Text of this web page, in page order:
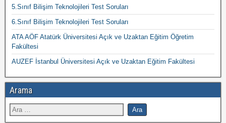
5.Sınıf Bilişim Teknolojileri Test Soruları
6.Sınıf Bilişim Teknolojileri Test Soruları
ATA AÖF Atatürk Üniversitesi Açık ve Uzaktan Eğitim Öğretim
Fakültesi
AUZEF İstanbul Üniversitesi Açık ve Uzaktan Eğitim Fakültesi
Arama